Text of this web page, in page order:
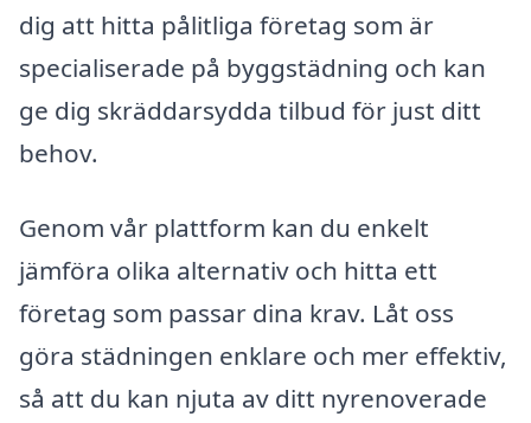
dig att hitta pålitliga företag som är
specialiserade på byggstädning och kan
ge dig skräddarsydda tilbud för just ditt
behov.
Genom vår plattform kan du enkelt
jämföra olika alternativ och hitta ett
företag som passar dina krav. Låt oss
göra städningen enklare och mer effektiv,
så att du kan njuta av ditt nyrenoverade